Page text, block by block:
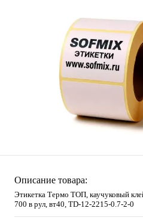
Описание товара:
Этикетка Термо ТОП, каучуковый
700 в рул, вт40, TD-12-2215-0.7-2-0